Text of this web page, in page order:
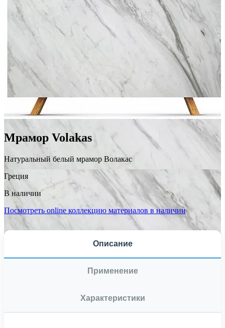
Мрамор Volаkas
Натуральный белый мрамор Волакас
Греция
В наличии
Посмотреть online коллекцию материалов в наличии
Описание
Применение
Характеристики